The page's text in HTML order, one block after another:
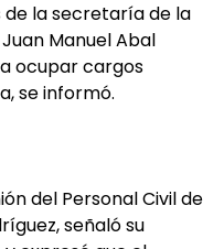
de la secretaría de la
Manuel Abal
ocupar cargos
se informó.
del Personal Civil de
señaló su